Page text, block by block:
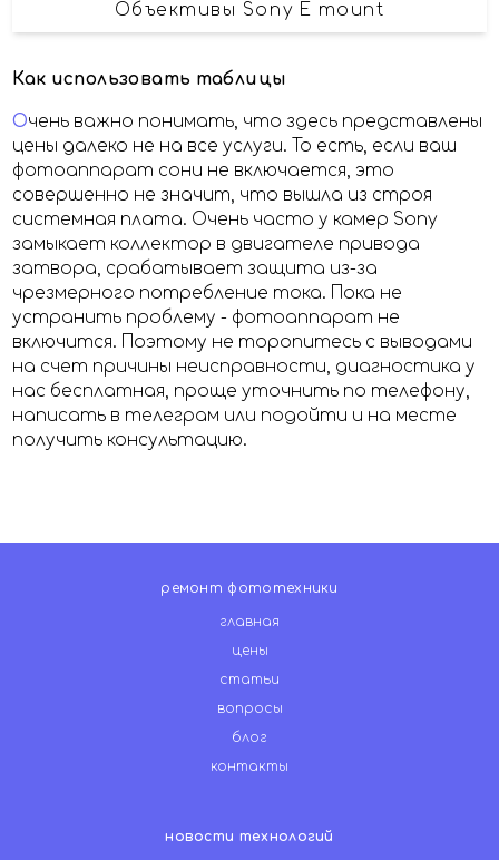
Объективы Sony E mount
Как использовать таблицы
Очень важно понимать, что здесь представлены
цены далеко не на все услуги. То есть, если ваш
фотоаппарат сони не включается, это
совершенно не значит, что вышла из строя
системная плата. Очень часто у камер Sony
замыкает коллектор в двигателе привода
затвора, срабатывает защита из-за
чрезмерного потребление тока. Пока не
устранить проблему - фотоаппарат не
включится. Поэтому не торопитесь с выводами
на счет причины неисправности, диагностика у
нас бесплатная, проще уточнить по телефону,
написать в телеграм или подойти и на месте
получить консультацию.
ремонт фототехники
главная
цены
статьи
вопросы
блог
контакты
новости технологий